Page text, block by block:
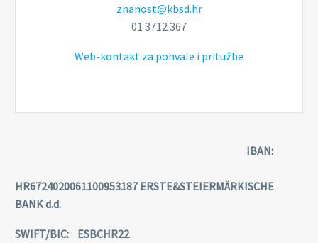
znanost@kbsd.hr
01 3712 367
Web-kontakt za pohvale i pritužbe
IBAN:
HR6724020061100953187 ERSTE&STEIERMÄRKISCHE
BANK d.d.
SWIFT/BIC: ESBCHR22